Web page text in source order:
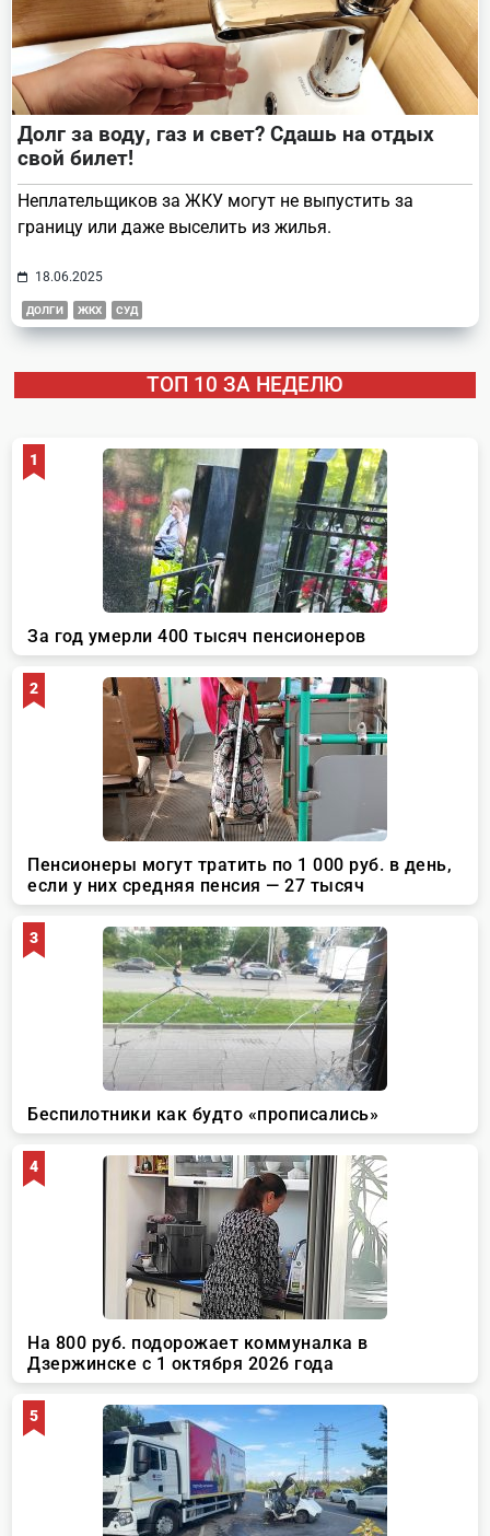
Долг за воду, газ и свет? Сдашь на отдых
свой билет!
Неплательщиков за ЖКУ могут не выпустить за
границу или даже выселить из жилья.
18.06.2025
ДОЛГИ ЖКХ СУД
ТОП 10 ЗА НЕДЕЛЮ